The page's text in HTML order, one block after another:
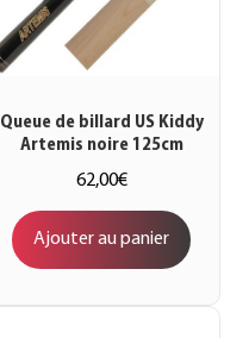
Queue de billard US Kiddy
Artemis noire 125cm
62,00€
Ajouter au panier